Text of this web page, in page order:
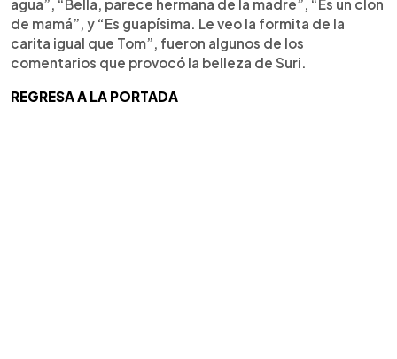
agua”, “Bella, parece hermana de la madre”, “Es un clon
de mamá”, y “Es guapísima. Le veo la formita de la
carita igual que Tom”, fueron algunos de los
comentarios que provocó la belleza de Suri.
REGRESA A LA PORTADA